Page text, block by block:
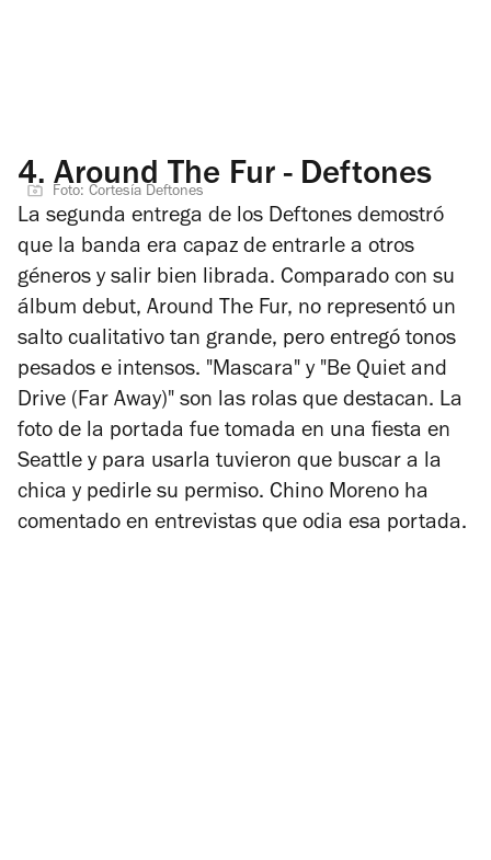
4. Around The Fur - Deftones
Foto: Cortesía Deftones
La segunda entrega de los Deftones demostró
que la banda era capaz de entrarle a otros
géneros y salir bien librada. Comparado con su
álbum debut, Around The Fur, no representó un
salto cualitativo tan grande, pero entregó tonos
pesados e intensos. "Mascara" y "Be Quiet and
Drive (Far Away)" son las rolas que destacan. La
foto de la portada fue tomada en una fiesta en
Seattle y para usarla tuvieron que buscar a la
chica y pedirle su permiso. Chino Moreno ha
comentado en entrevistas que odia esa portada.